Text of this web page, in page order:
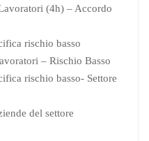
(4h) – Accordo
rischio basso
– Rischio Basso
rischio basso- Settore
del settore